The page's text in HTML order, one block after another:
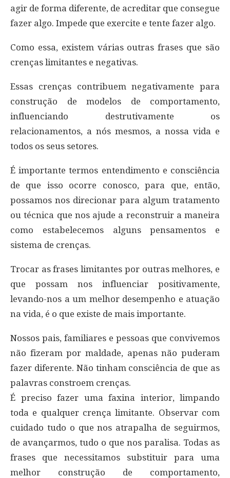
agir de forma diferente, de acreditar que consegue
fazer algo. Impede que exercite e tente fazer algo.
Como essa, existem várias outras frases que são
crenças limitantes e negativas.
Essas crenças contribuem negativamente para
construção de modelos de comportamento,
influenciando destrutivamente os
relacionamentos, a nós mesmos, a nossa vida e
todos os seus setores.
É importante termos entendimento e consciência
de que isso ocorre conosco, para que, então,
possamos nos direcionar para algum tratamento
ou técnica que nos ajude a reconstruir a maneira
como estabelecemos alguns pensamentos e
sistema de crenças.
Trocar as frases limitantes por outras melhores, e
que possam nos influenciar positivamente,
levando-nos a um melhor desempenho e atuação
na vida, é o que existe de mais importante.
Nossos pais, familiares e pessoas que convivemos
não fizeram por maldade, apenas não puderam
fazer diferente. Não tinham consciência de que as
palavras constroem crenças.
É preciso fazer uma faxina interior, limpando
toda e qualquer crença limitante. Observar com
cuidado tudo o que nos atrapalha de seguirmos,
de avançarmos, tudo o que nos paralisa. Todas as
frases que necessitamos substituir para uma
melhor construção de comportamento,